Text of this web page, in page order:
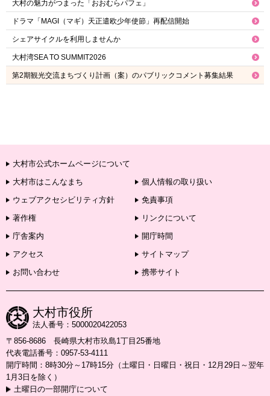
大村の魅力がつまった「おおむらパフェ」
ドラマ「MAGI（マギ）天正遣欧少年使節」再配信開始
シェアサイクルを利用しませんか
大村湾SEA TO SUMMIT2026
第2期観光交流まちづくり計画（案）のパブリックコメント募集結果
大村市公式ホームページについて
大村市はこんなまち
個人情報の取り扱い
ウェブアクセシビリティ方針
免責事項
著作権
リンクについて
庁舎案内
開庁時間
アクセス
サイトマップ
お問い合わせ
携帯サイト
大村市役所
法人番号：5000020422053
〒856-8686 長崎県大村市玖島1丁目25番地
代表電話番号：0957-53-4111
開庁時間：8時30分～17時15分（土曜日・日曜日・祝日・12月29日～翌年
1月3日を除く）
土曜日の一部開庁について